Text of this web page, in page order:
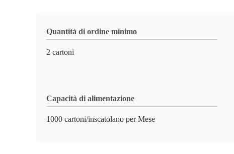
Quantità di ordine minimo
2 cartoni
Capacità di alimentazione
1000 cartoni/inscatolano per Mese